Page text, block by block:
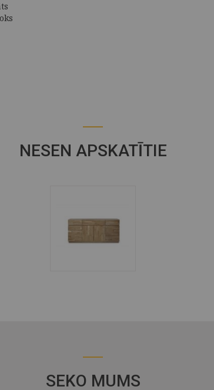
NESEN APSKATĪTIE
SEKO MUMS